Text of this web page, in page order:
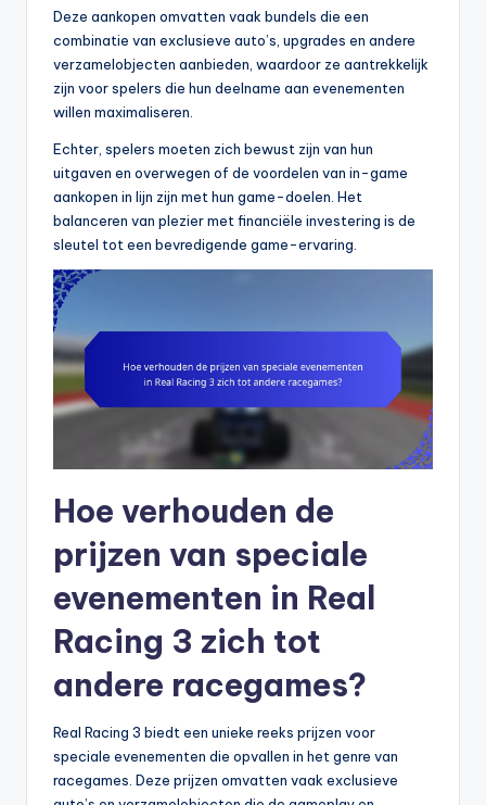
Deze aankopen omvatten vaak bundels die een
combinatie van exclusieve auto’s, upgrades en andere
verzamelobjecten aanbieden, waardoor ze aantrekkelijk
zijn voor spelers die hun deelname aan evenementen
willen maximaliseren.
Echter, spelers moeten zich bewust zijn van hun
uitgaven en overwegen of de voordelen van in-game
aankopen in lijn zijn met hun game-doelen. Het
balanceren van plezier met financiële investering is de
sleutel tot een bevredigende game-ervaring.
Hoe verhouden de
prijzen van speciale
evenementen in Real
Racing 3 zich tot
andere racegames?
Real Racing 3 biedt een unieke reeks prijzen voor
speciale evenementen die opvallen in het genre van
racegames. Deze prijzen omvatten vaak exclusieve